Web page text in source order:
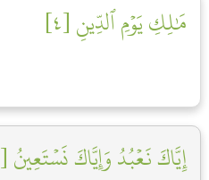
مَٰلِكِ يَوۡمِ ٱلدِّينِ [٤]
إِيَّاكَ نَعۡبُدُ وَإِيَّاكَ نَسۡتَعِينُ [٥]